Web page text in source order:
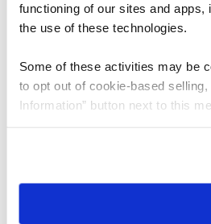
functioning of our sites and apps,
the use of these technologies.
Some of these activities may be
to opt out of cookie-based
Information” button next to this
need to be set again.